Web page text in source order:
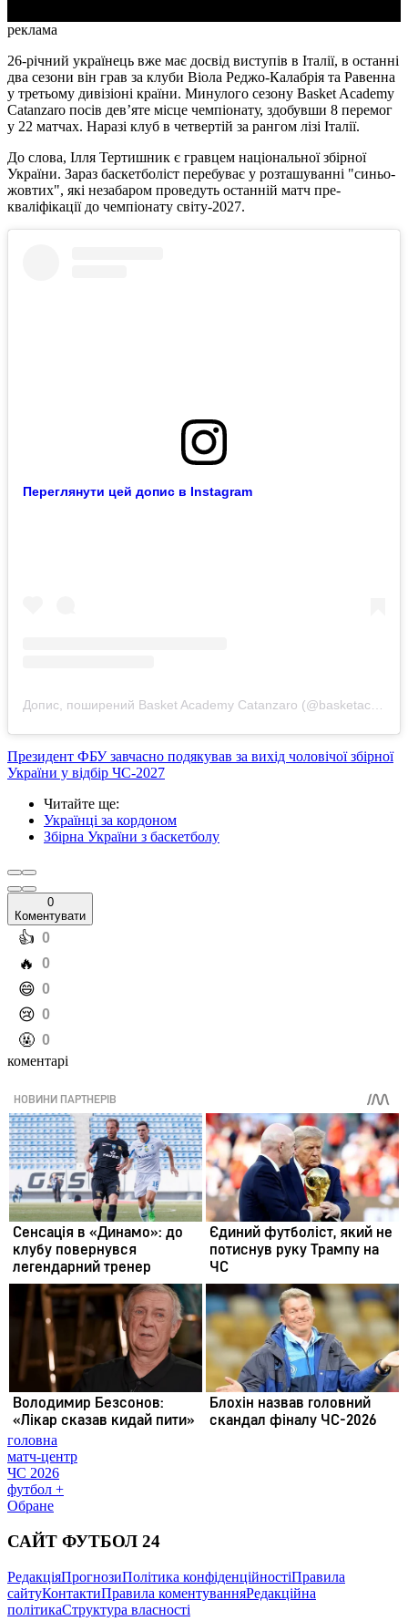
реклама
26-річний українець вже має досвід виступів в Італії, в останні
два сезони він грав за клуби Віола Реджо-Калабрія та Равенна
у третьому дивізіоні країни. Минулого сезону Basket Academy
Catanzaro посів дев’яте місце чемпіонату, здобувши 8 перемог
у 22 матчах. Наразі клуб в четвертій за рангом лізі Італії.
До слова, Ілля Тертишник є гравцем національної збірної
України. Зараз баскетболіст перебуває у розташуванні "синьо-
жовтих", які незабаром проведуть останній матч пре-
кваліфікації до чемпіонату світу-2027.
Переглянути цей допис в Instagram
Президент ФБУ завчасно подякував за вихід чоловічої збірної
України у відбір ЧС-2027
Читайте ще:
Українці за кордоном
Збірна України з баскетболу
0
Коментувати
️👍 0
️🔥 0
️😄 0
️😢 0
️🤬 0
коментарі
головна
матч-центр
ЧС 2026
футбол +
Обране
САЙТ ФУТБОЛ 24
РедакціяПрогнозиПолітика конфіденційностіПравила
сайтуКонтактиПравила коментуванняРедакційна
політикаСтруктура власності